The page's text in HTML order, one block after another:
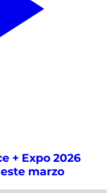
+ Expo 2026
marzo